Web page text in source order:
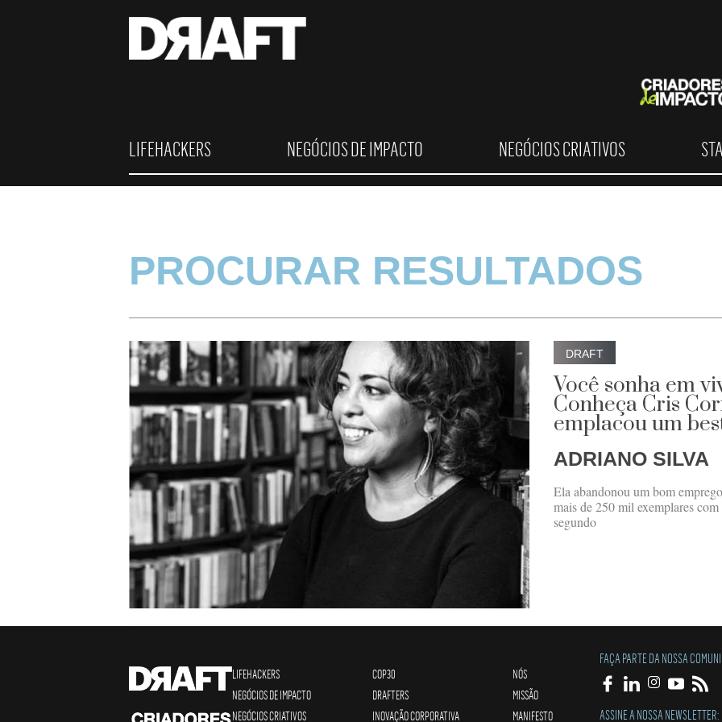
LIFEHACKERS NEGÓCIOS DE IMPACTO NEGÓCIOS CRIATIVOS
PROCURAR RESULTADOS
DRAFT
Você sonha em
Conheça Cris
emplacou um
ADRIANO SILVA
Ela abandonou um bom
mais de 250 mil exemplares
segundo
LIFEHACKERS
NEGÓCIOS DE IMPACTO
NEGÓCIOS CRIATIVOS
COP30
DRAFTERS
INOVAÇÃO CORPORATIVA
NÓS
MISSÃO
MANIFESTO
FAÇA PARTE DA NOSSA
ASSINE A NOSSA NEWSLETTER: